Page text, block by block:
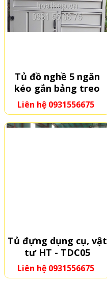
Tủ đồ nghề 5 ngăn
kéo gắn bảng treo
Liên hệ 0931556675
Tủ đựng dụng cụ, vật
tư HT - TDC05
Liên hệ 0931556675